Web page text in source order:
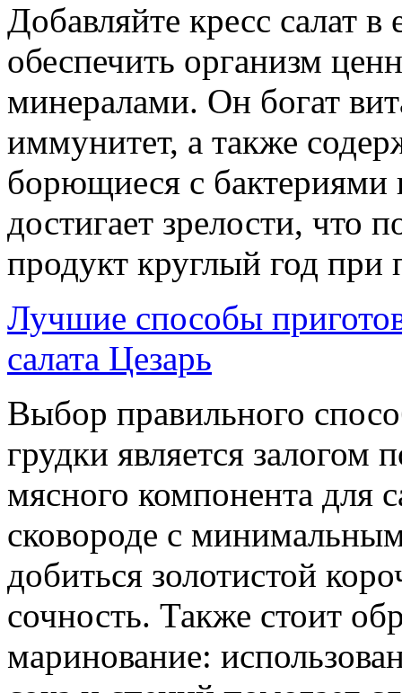
Добавляйте кресс салат
обеспечить организм
минералами. Он богат
иммунитет, а также
борющиеся с бактериями
достигает зрелости, что
продукт круглый год при
Лучшие способы
салата Цезарь
Выбор правильного
грудки является залогом
мясного компонента для
сковороде с
добиться золотистой
сочность. Также стоит
маринование: